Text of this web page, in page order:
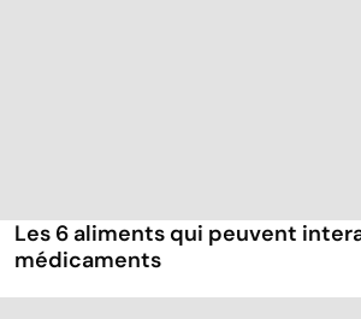
Les 6 aliments qui peuvent
médicaments